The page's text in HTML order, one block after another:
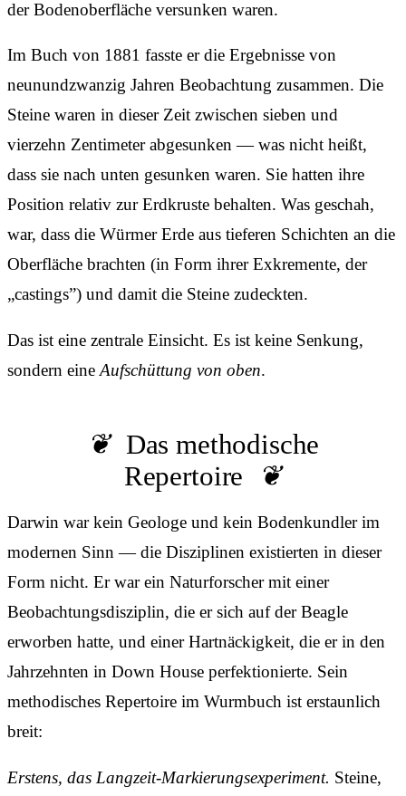
der Bodenoberfläche versunken waren.
Im Buch von 1881 fasste er die Ergebnisse von
neunundzwanzig Jahren Beobachtung zusammen. Die
Steine waren in dieser Zeit zwischen sieben und
vierzehn Zentimeter abgesunken — was nicht heißt,
dass sie nach unten gesunken waren. Sie hatten ihre
Position relativ zur Erdkruste behalten. Was geschah,
war, dass die Würmer Erde aus tieferen Schichten an die
Oberfläche brachten (in Form ihrer Exkremente, der
„castings”) und damit die Steine zudeckten.
Das ist eine zentrale Einsicht. Es ist keine Senkung,
sondern eine Aufschüttung von oben.
Das methodische
Repertoire
Darwin war kein Geologe und kein Bodenkundler im
modernen Sinn — die Disziplinen existierten in dieser
Form nicht. Er war ein Naturforscher mit einer
Beobachtungsdisziplin, die er sich auf der Beagle
erworben hatte, und einer Hartnäckigkeit, die er in den
Jahrzehnten in Down House perfektionierte. Sein
methodisches Repertoire im Wurmbuch ist erstaunlich
breit:
Erstens, das Langzeit-Markierungsexperiment. Steine,